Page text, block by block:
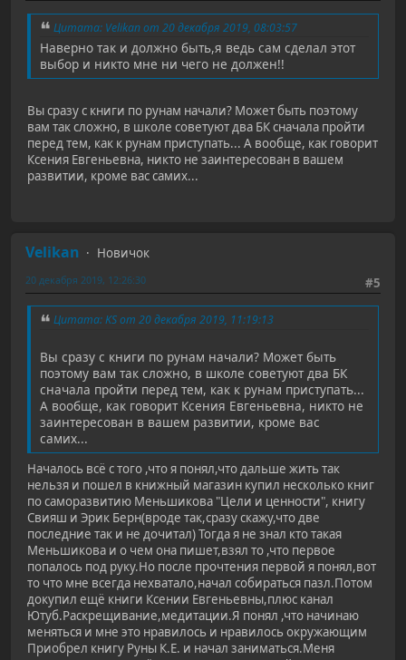
Цитата: Velikan от 20 декабря 2019, 08:03:57
Наверно так и должно быть,я ведь сам сделал этот
выбор и никто мне ни чего не должен!!
Вы сразу с книги по рунам начали? Может быть поэтому
вам так сложно, в школе советуют два БК сначала пройти
перед тем, как к рунам приступать... А вообще, как говорит
Ксения Евгеньевна, никто не заинтересован в вашем
развитии, кроме вас самих...
Velikan
Новичок
#5
20 декабря 2019, 12:26:30
Цитата: KS от 20 декабря 2019, 11:19:13
Вы сразу с книги по рунам начали? Может быть
поэтому вам так сложно, в школе советуют два БК
сначала пройти перед тем, как к рунам приступать...
А вообще, как говорит Ксения Евгеньевна, никто не
заинтересован в вашем развитии, кроме вас
самих...
Началось всё с того ,что я понял,что дальше жить так
нельзя и пошел в книжный магазин купил несколько книг
по саморазвитию Меньшикова "Цели и ценности", книгу
Свияш и Эрик Берн(вроде так,сразу скажу,что две
последние так и не дочитал) Тогда я не знал кто такая
Меньшикова и о чем она пишет,взял то ,что первое
попалось под руку.Но после прочтения первой я понял,вот
то что мне всегда нехватало,начал собираться пазл.Потом
докупил ещё книги Ксении Евгеньевны,плюс канал
Ютуб.Раскрещивание,медитации.Я понял ,что начинаю
меняться и мне это нравилось и нравилось окружающим
Приобрел книгу Руны К.Е. и начал заниматься.Меня